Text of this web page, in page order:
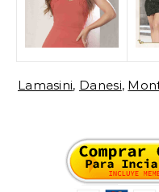
Lamasini, Danesi,